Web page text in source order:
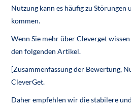
Nutzung kann es häufig zu Störungen
kommen.
Wenn Sie mehr über Cleverget
den folgenden Artikel.
[Zusammenfassung der Bewertung,
CleverGet.
Daher empfehlen wir die stabilere